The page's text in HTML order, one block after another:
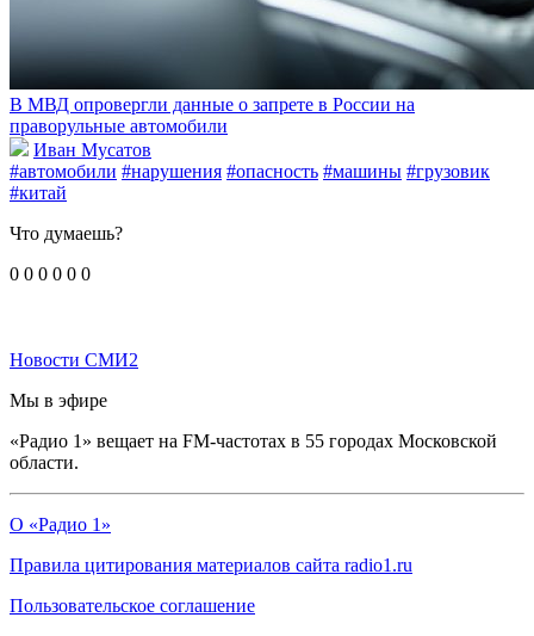
В МВД опровергли данные о запрете в России на
праворульные автомобили
Иван Мусатов
#автомобили #нарушения #опасность #машины #грузовик
#китай
Что думаешь?
0 0 0 0 0 0
Новости СМИ2
Мы в эфире
«Радио 1» вещает на FM-частотах в 55 городах Московской
области.
О «Радио 1»
Правила цитирования материалов сайта radio1.ru
Пользовательское соглашение